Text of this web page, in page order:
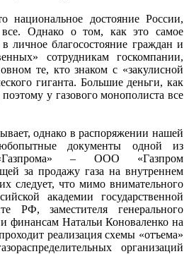
национальное достояние России,
Однако о том, как это самое
личное благосостояние граждан и
сотрудникам госкомпании,
те, кто знаком с «закулисной
гиганта. Большие деньги, как
у газового монополиста все
однако в распоряжении нашей
документы одной из
– ООО «Газпром
за продажу газа на внутреннем
следует, что мимо внимательного
академии государственной
РФ, заместителя генерального
финансам Натальи Коноваленко на
реализация схемы «отъема»
организаций